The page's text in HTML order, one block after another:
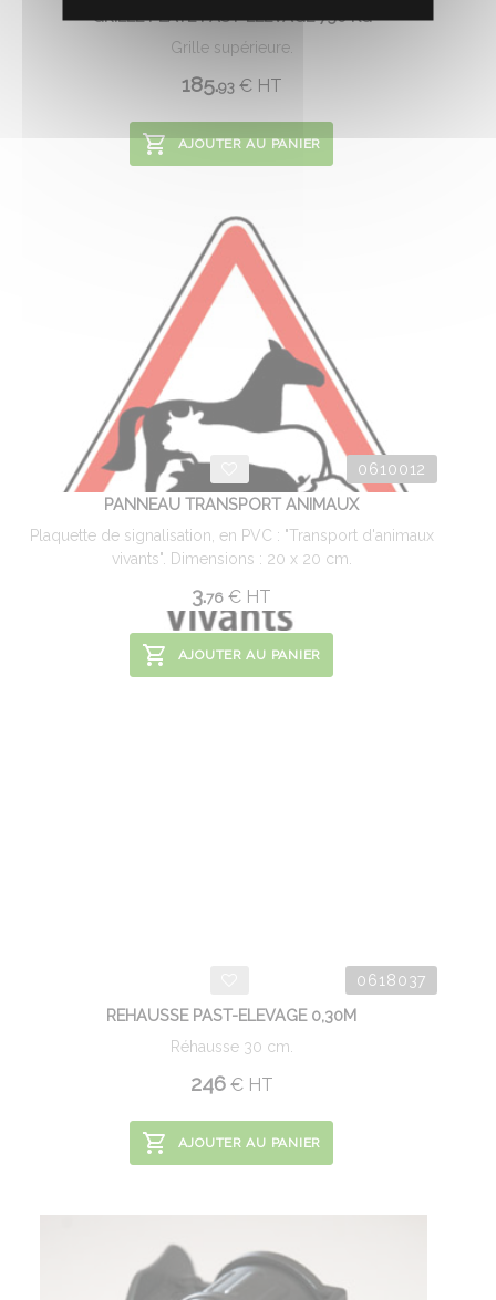
GRILLE PLATE PAST-ÉLEVAGE 750 KG
Grille supérieure.
185.93 €HT
AJOUTER AU PANIER
0610012
PANNEAU TRANSPORT ANIMAUX
Plaquette de signalisation, en PVC : "Transport d'animaux
vivants". Dimensions : 20 x 20 cm.
3.76 € HT
AJOUTER AU PANIER
0618037
REHAUSSE PAST-ELEVAGE 0,30M
Réhausse 30 cm.
246 €HT
AJOUTER AU PANIER